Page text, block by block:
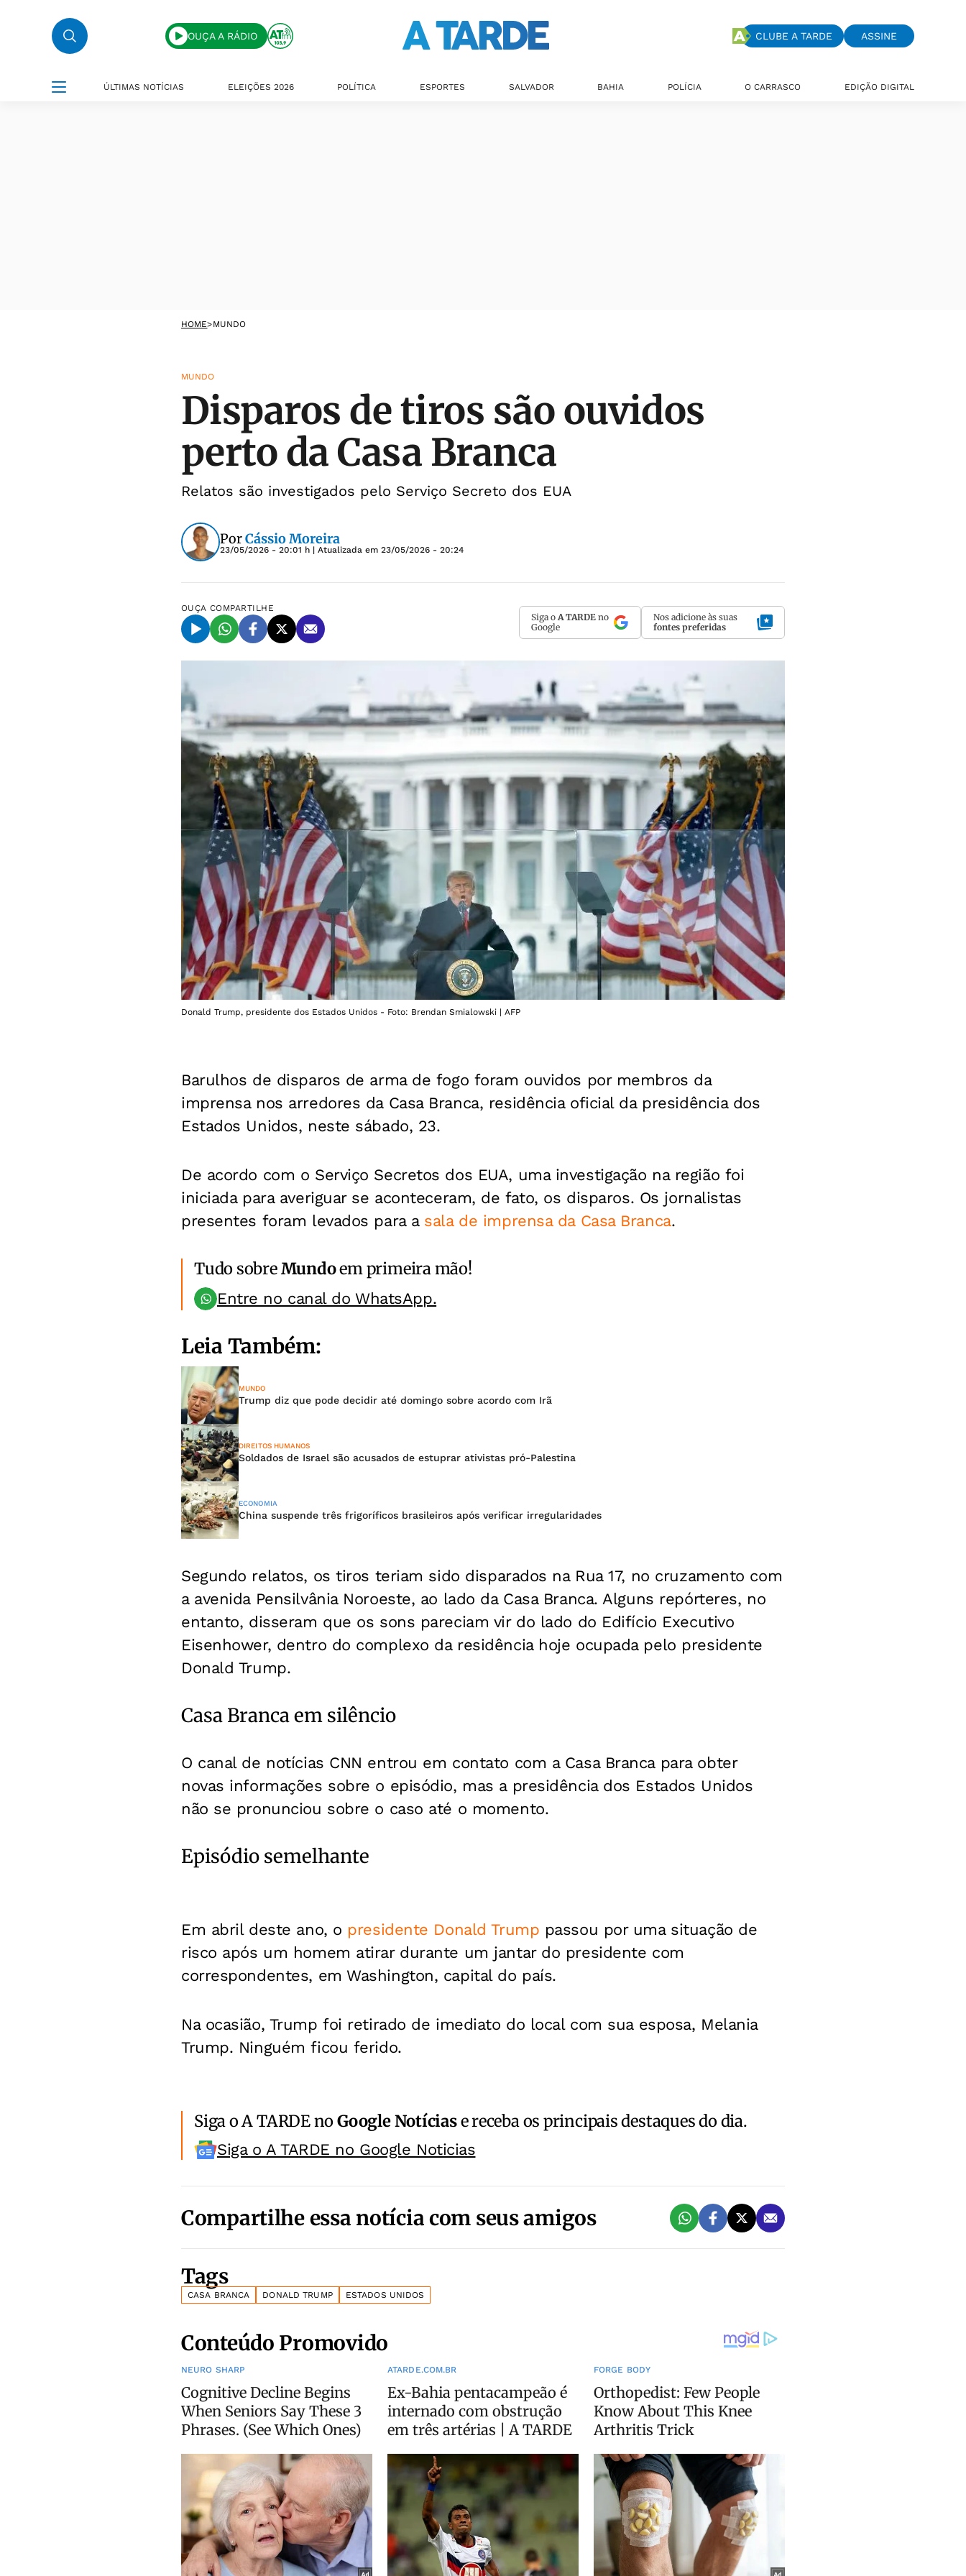
OUÇA A RÁDIO CLUBE A TARDE ASSINE
ÚLTIMAS NOTÍCIAS ELEIÇÕES 2026 POLÍTICA ESPORTES SALVADOR BAHIA POLÍCIA O CARRASCO EDIÇÃO DIGITAL
HOME>MUNDO
MUNDO
Disparos de tiros são ouvidos
perto da Casa Branca
Relatos são investigados pelo Serviço Secreto dos EUA
PorCássio Moreira
23/05/2026 - 20:01 h | Atualizada em 23/05/2026 - 20:24
OUÇA COMPARTILHE
Siga o A TARDE no
Google
Nos adicione às suas
fontes preferidas
Donald Trump, presidente dos Estados Unidos - Foto: Brendan Smialowski | AFP
Barulhos de disparos de arma de fogo foram ouvidos por membros da
imprensa nos arredores da Casa Branca, residência oficial da presidência dos
Estados Unidos, neste sábado, 23.
De acordo com o Serviço Secretos dos EUA, uma investigação na região foi
iniciada para averiguar se aconteceram, de fato, os disparos. Os jornalistas
presentes foram levados para a sala de imprensa da Casa Branca.
Tudo sobreMundoem primeira mão!
Entre no canal do WhatsApp.
Leia Também:
MUNDO
Trump diz que pode decidir até domingo sobre acordo com Irã
DIREITOS HUMANOS
Soldados de Israel são acusados de estuprar ativistas pró-Palestina
ECONOMIA
China suspende três frigoríficos brasileiros após verificar irregularidades
Segundo relatos, os tiros teriam sido disparados na Rua 17, no cruzamento com
a avenida Pensilvânia Noroeste, ao lado da Casa Branca. Alguns repórteres, no
entanto, disseram que os sons pareciam vir do lado do Edifício Executivo
Eisenhower, dentro do complexo da residência hoje ocupada pelo presidente
Donald Trump.
Casa Branca em silêncio
O canal de notícias CNN entrou em contato com a Casa Branca para obter
novas informações sobre o episódio, mas a presidência dos Estados Unidos
não se pronunciou sobre o caso até o momento.
Episódio semelhante
Em abril deste ano, o presidente Donald Trump passou por uma situação de
risco após um homem atirar durante um jantar do presidente com
correspondentes, em Washington, capital do país.
Na ocasião, Trump foi retirado de imediato do local com sua esposa, Melania
Trump. Ninguém ficou ferido.
Siga o A TARDE noGoogle Notíciase receba os principais destaques do dia.
Siga o A TARDE no Google Noticias
Compartilhe essa notícia com seus amigos
Tags
CASA BRANCA DONALD TRUMP ESTADOS UNIDOS